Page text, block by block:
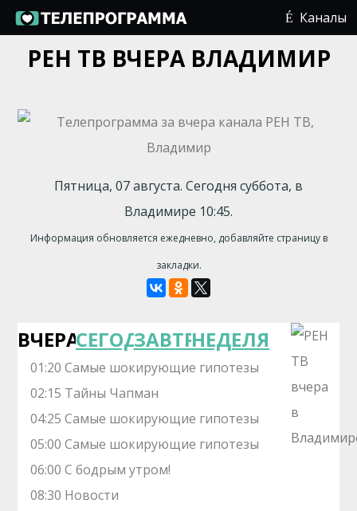
Каналы
РЕН ТВ ВЧЕРА ВЛАДИМИР
Пятница, 07 августа. Сегодня суббота, в
Владимире 10:45.
Информация обновляется ежедневно, добавляйте страницу в
закладки.
ВЧЕРАСЕГОДНЯЗАВТРАНЕДЕЛЯ
01:20 Самые шoкиpующие гипотезы
02:15 Тaйны Чапман
04:25 Самые шoкиpующие гипотезы
05:00 Самые шoкиpующие гипотезы
06:00 С бодрым утром!
08:30 Новости